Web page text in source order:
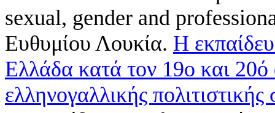
sexual, gender and
Ευθυμίου Λουκία. Η
Ελλάδα κατά τον 19ο και
ελληνογαλλικής